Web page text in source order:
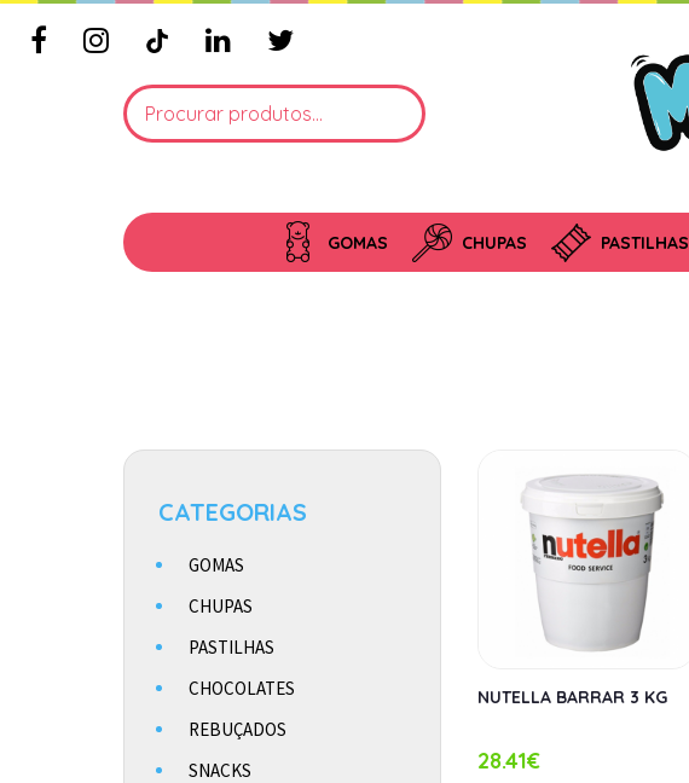
GOMAS CHUPAS PASTILHAS
CATEGORIAS
GOMAS
CHUPAS
PASTILHAS
CHOCOLATES
REBUÇADOS
SNACKS
NUTELLA BARRAR 3 KG
28.41€